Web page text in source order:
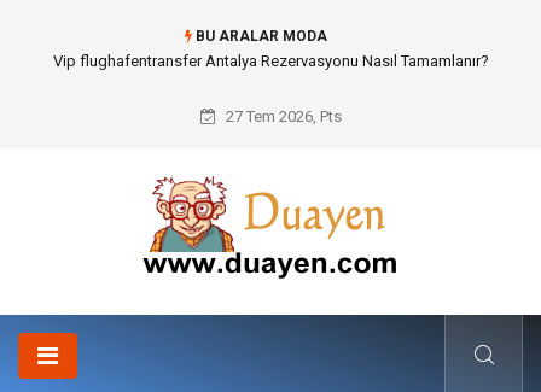
BU ARALAR MODA
Vip flughafentransfer Antalya Rezervasyonu Nasıl Tamamlanır?
27 Tem 2026, Pts